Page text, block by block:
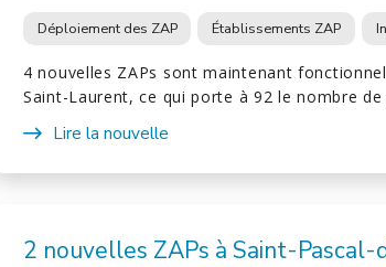
Déploiement des ZAP Établissements ZAP
4 nouvelles ZAPs sont maintenant
Saint-Laurent, ce qui porte à 92 le nombre
Lire la nouvelle
2 nouvelles ZAPs à Saint-Pascal-